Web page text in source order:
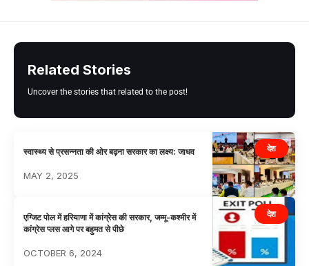
Related Stories
Uncover the stories that related to the post!
देश
स्वास्थ्य से प्रसन्नता की ओर बढ़ना सरकार का लक्ष्य: जाधव
MAY 2, 2025
देश
एग्जिट पोल में हरियाणा में कांग्रेेस की सरकार, जम्मू-कश्मीर में
कांग्रेस प्लस आगे पर बहुमत से पीछे
OCTOBER 6, 2024